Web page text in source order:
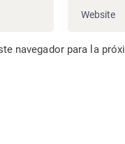
navegador para la